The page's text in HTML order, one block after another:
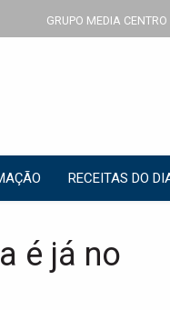
GRUPO MEDIA CENTRO
RECEITAS DO
é já no